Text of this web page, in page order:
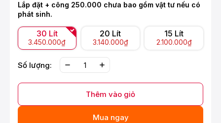
Lắp đặt + công 250.000 chưa bao gồm vật tư nếu có
phát sinh.
30 Lít
3.450.000₫
20 Lít
3.140.000₫
15 Lít
2.100.000₫
Số lượng:
Thêm vào giỏ
Mua ngay